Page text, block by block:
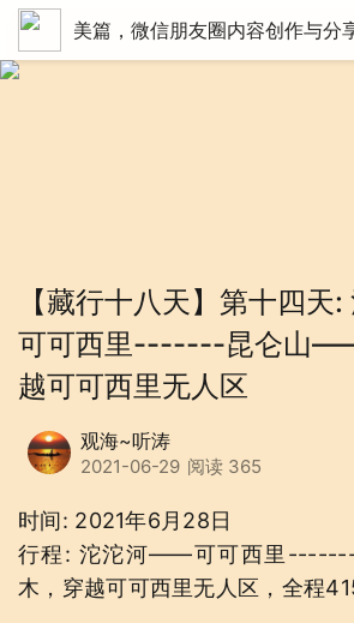
美篇，微信朋友圈内容创作与分
【藏行十八天】第十四
可可西里-------昆仑山
越可可西里无人区
观海~听涛
2021-06-29 阅读 365
时间: 2021年6月28日
行程: 沱沱河——可可西里
木，穿越可可西里无人区，全程